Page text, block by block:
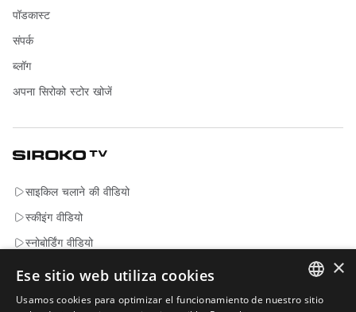
पॉडकास्ट
संपर्क
ब्लॉग
अपना सिरोको स्टोर खोजें
साइकिल चलाने की वीडियो
स्कीइंग वीडियो
स्नोबोर्डिंग वीडियो
साहसिक वीडियो
×
Ese sitio web utiliza cookies
Usamos cookies para optimizar el funcionamiento de nuestro sitio